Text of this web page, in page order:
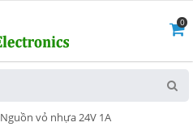
0
Nguồn vỏ nhựa 24V 1A